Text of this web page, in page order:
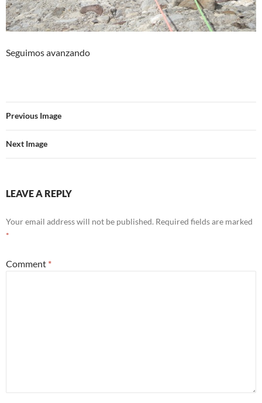
Seguimos avanzando
Previous Image
Next Image
LEAVE A REPLY
Your email address will not be published. Required fields are marked
*
Comment *